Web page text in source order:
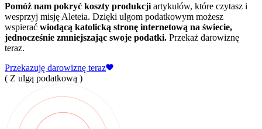
Pomóż nam pokryć koszty produkcji artykułów, które czytasz i
wesprzyj misję Aleteia. Dzięki ulgom podatkowym możesz
wspierać wiodącą katolicką stronę internetową na świecie,
jednocześnie zmniejszając swoje podatki. Przekaż darowiznę
teraz.
Przekazuję darowiznę teraz
( Z ulgą podatkową )